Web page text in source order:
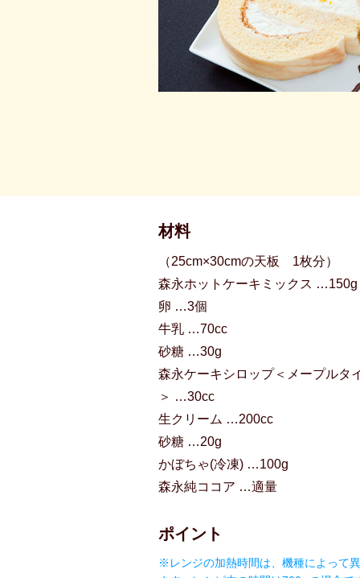
材料
（25cm×30cmの天板 1枚分）
森永ホットケーキミックス …150g
卵 …3個
牛乳 …70cc
砂糖 …30g
森永ケーキシロップ＜メープルタ
＞ …30cc
生クリーム …200cc
砂糖 …20g
かぼちゃ(冷凍) …100g
森永純ココア …適量
ポイント
※レンジの加熱時間は、機種によって